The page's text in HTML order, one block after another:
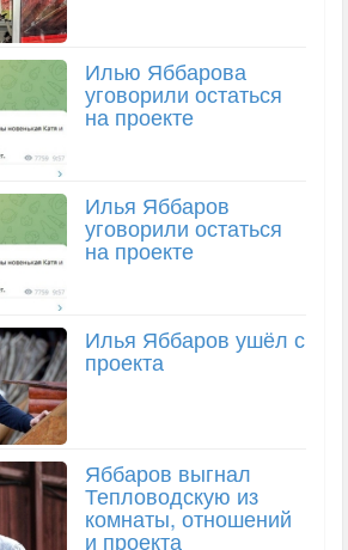
Илью Яббарова
уговорили остаться
на проекте
Илья Яббаров
уговорили остаться
на проекте
Илья Яббаров ушёл с
проекта
Яббаров выгнал
Тепловодскую из
комнаты, отношений
и проекта